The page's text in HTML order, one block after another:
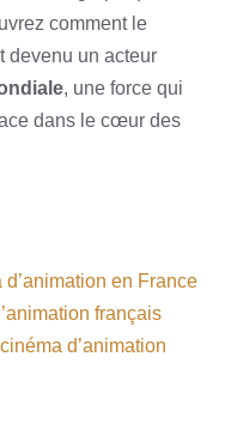
comment le
devenu un acteur
, une force qui
dans le cœur des
en France
français
d’animation